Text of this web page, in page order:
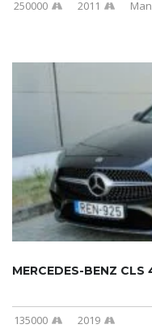
250000 2011
135000
2019